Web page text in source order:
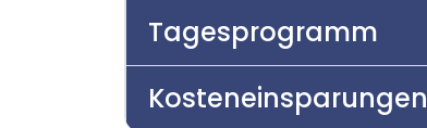
Tagesprogramm
Kosteneinsparungen